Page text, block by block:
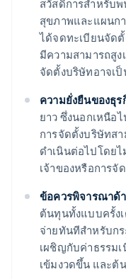
สวัสดิการสำหรับพ
สุขภาพและแผนก
ได้จดทะเบียนจัด
มีความสามารถสู
จัดตั้งบริษัทอาจเ
ความยั่งยืนของธุร
ยาว ซึ่งนอกเหนือ
การจัดตั้งบริษัทส
ดำเนินต่อไปโดย
เจ้าของหรือการจั
ข้อควรพิจารณาด้
ต้นทุนทั้งแบบครั้ง
จ่ายทันทีสำหรับก
เผชิญกับค่าธรรม
เข้มงวดขึ้น และต้